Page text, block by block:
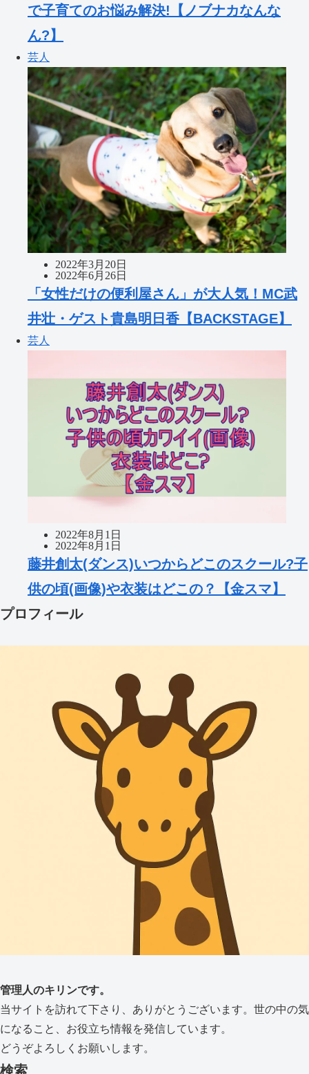
で子育てのお悩み解決!【ノブナカなんな
ん?】
芸人
2022年3月20日
2022年6月26日
「女性だけの便利屋さん」が大人気！MC武
井壮・ゲスト貴島明日香【BACKSTAGE】
芸人
2022年8月1日
2022年8月1日
藤井創太(ダンス)いつからどこのスクール?子
供の頃(画像)や衣装はどこの？【金スマ】
プロフィール
管理人のキリンです。
当サイトを訪れて下さり、ありがとうございます。世の中の気
になること、お役立ち情報を発信しています。
どうぞよろしくお願いします。
検索